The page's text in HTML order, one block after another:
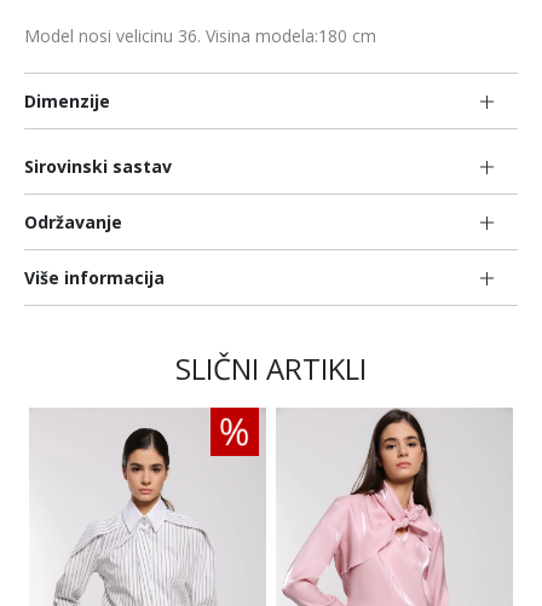
Model nosi velicinu 36. Visina modela:180 cm
Dimenzije
Sirovinski sastav
Održavanje
Više informacija
SLIČNI ARTIKLI